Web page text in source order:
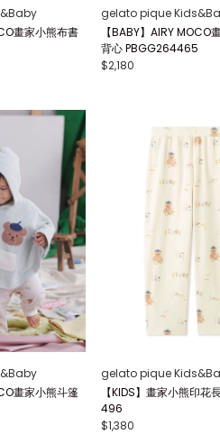
畫家小熊布書
gelato pique
【BABY】AIRY MOCO
背心 PBGG264465
$2,180
畫家小熊斗篷
gelato pique
【KIDS】畫家小熊印花
496
$1,380